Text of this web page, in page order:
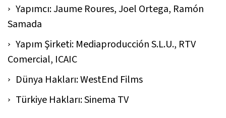
Yapımcı: Jaume Roures, Joel Ortega, Ramón
Samada
Yapım Şirketi: Mediaproducción S.L.U., RTV
Comercial, ICAIC
Dünya Hakları: WestEnd Films
Türkiye Hakları: Sinema TV